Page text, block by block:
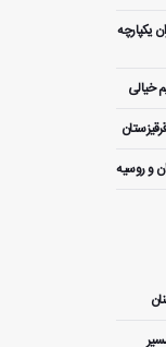
یکپارچه
خیالی
و روسیه
مردم